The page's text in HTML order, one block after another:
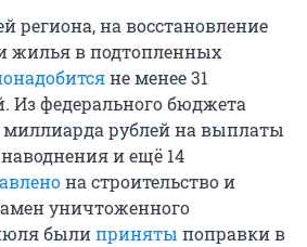
региона, на восстановление
жилья в подтопленных
не менее 31
Из федерального бюджета
миллиарда рублей на выплаты
и ещё 14
на строительство и
уничтоженного
былиприняты поправки в